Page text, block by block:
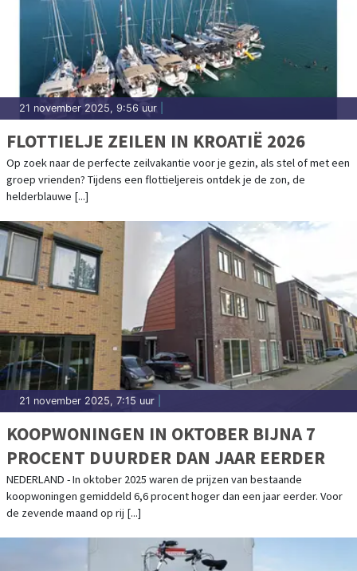
21 november 2025, 9:56 uur
FLOTTIELJE ZEILEN IN KROATIË 2026
Op zoek naar de perfecte zeilvakantie voor je gezin, als stel of met een
groep vrienden? Tijdens een flottieljereis ontdek je de zon, de
helderblauwe [...]
21 november 2025, 7:15 uur
KOOPWONINGEN IN OKTOBER BIJNA 7
PROCENT DUURDER DAN JAAR EERDER
NEDERLAND - In oktober 2025 waren de prijzen van bestaande
koopwoningen gemiddeld 6,6 procent hoger dan een jaar eerder. Voor
de zevende maand op rij [...]